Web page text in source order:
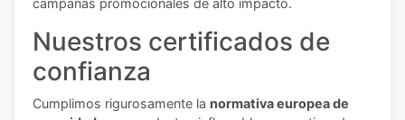
campañas promocionales de alto impacto.
Nuestros certificados de
confianza
Cumplimos rigurosamente la normativa europea de